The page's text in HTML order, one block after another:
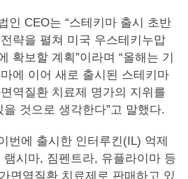
인 CEO는 “스테키마 출시 초반
략을 펼쳐 미국 우스테키누맙
확보할 계획”이라며 “올해는 기
에 이어 새로 출시된 스테키마
역질환 치료제 명가의 지위를
것으로 생각한다”고 말했다.
번에 출시한 인터루킨(IL) 억제
시마, 짐펜트라, 유플라이마 등
면역질환 치료제로 판매하고 있